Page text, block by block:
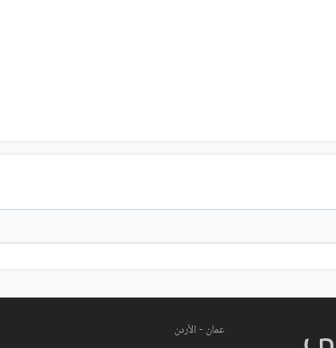
عمان - الأردن